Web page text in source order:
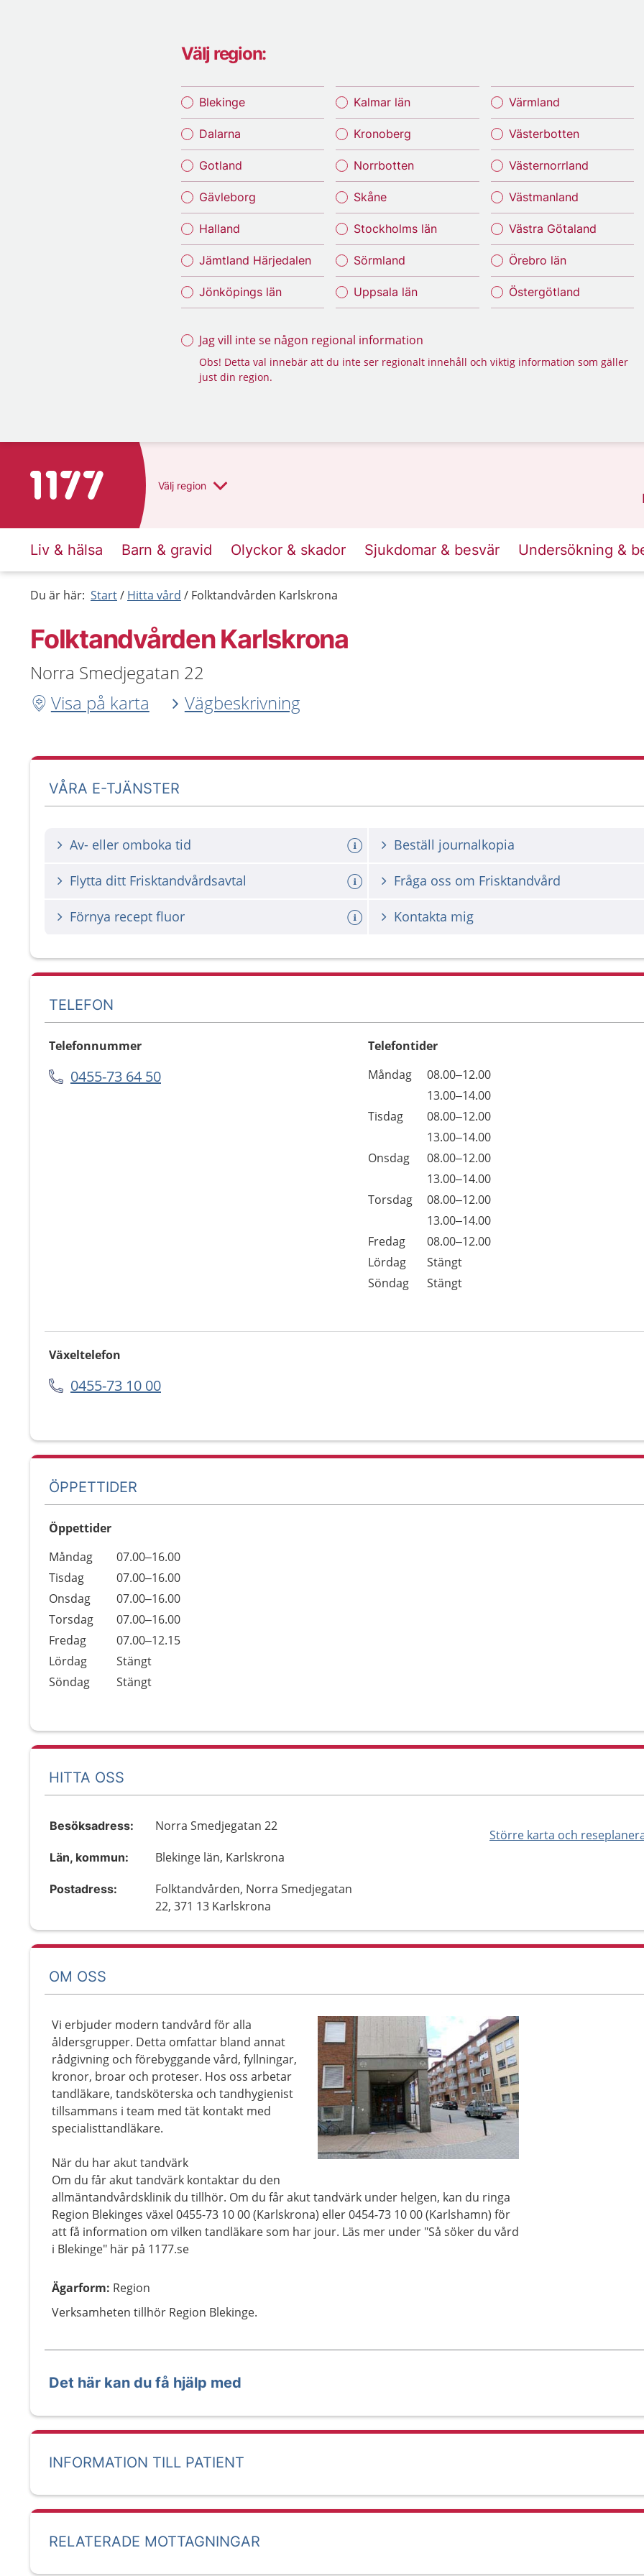
Välj region:
Blekinge
Dalarna
Gotland
Gävleborg
Halland
Jämtland Härjedalen
Jönköpings län
Kalmar län
Kronoberg
Norrbotten
Skåne
Stockholms län
Sörmland
Uppsala län
Värmland
Västerbotten
Västernorrland
Västmanland
Västra Götaland
Örebro län
Östergötland
Jag vill inte se någon regional information
Obs! Detta val innebär att du inte ser regionalt innehåll och viktig information som gäller
just din region.
Till startsidan för 1177 Välj region
Liv & hälsa Barn & gravid Olyckor & skador Sjukdomar & besvär Undersökning &
Du är här: Start Hitta vård Folktandvården Karlskrona
Folktandvården Karlskrona
Norra Smedjegatan 22
Visa på karta
Vägbeskrivning
VÅRA E-TJÄNSTER
Av- eller omboka tid Beställ journalkopia
Flytta ditt Frisktandvårdsavtal Fråga oss om Frisktandvård
Förnya recept fluor Kontakta mig
TELEFON
Telefonnummer
0455-73 64 50
Telefontider
Dag
Öppettider
Kommentarer
Måndag
08.00–12.00
13.00–14.00
Tisdag
08.00–12.00
13.00–14.00
Onsdag
08.00–12.00
13.00–14.00
Torsdag
08.00–12.00
13.00–14.00
Fredag
08.00–12.00
Lördag
Stängt
Söndag
Stängt
Växeltelefon
0455-73 10 00
ÖPPETTIDER
Öppettider
Dag
Öppettider
Kommentarer
Måndag
07.00–16.00
Tisdag
07.00–16.00
Onsdag
07.00–16.00
Torsdag
07.00–16.00
Fredag
07.00–12.15
Lördag
Stängt
Söndag
Stängt
HITTA OSS
Större karta och
Besöksadress: Norra Smedjegatan 22
Län, kommun: Blekinge län, Karlskrona
Postadress:
Folktandvården, Norra Smedjegatan
22, 371 13 Karlskrona
OM OSS
Vi erbjuder modern tandvård för alla
åldersgrupper. Detta omfattar bland annat
rådgivning och förebyggande vård, fyllningar,
kronor, broar och proteser. Hos oss arbetar
tandläkare, tandsköterska och tandhygienist
tillsammans i team med tät kontakt med
specialisttandläkare.
När du har akut tandvärk
Om du får akut tandvärk kontaktar du den
allmäntandvårdsklinik du tillhör. Om du får akut tandvärk under helgen, kan du ringa
Region Blekinges växel 0455-73 10 00 (Karlskrona) eller 0454-73 10 00 (Karlshamn) för
att få information om vilken tandläkare som har jour. Läs mer under "Så söker du vård
i Blekinge" här på 1177.se
Ägarform: Region
Verksamheten tillhör Region Blekinge.
Det här kan du få hjälp med
INFORMATION TILL PATIENT
RELATERADE MOTTAGNINGAR